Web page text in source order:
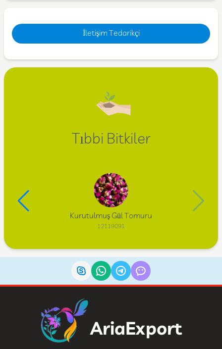
İletişim Tedarikçi
Tıbbi Bitkiler
Kurutulmuş Gül Tomuru
12119091
AriaExport